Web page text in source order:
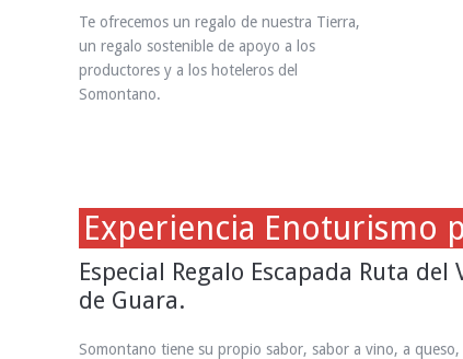
Te ofrecemos un regalo de nuestra Tierra,
un regalo sostenible de apoyo a los
productores y a los hoteleros del
Somontano.
Experiencia Enoturismo
Especial Regalo Escapada Ruta
de Guara.
Somontano tiene su propio sabor, sabor a vino, a